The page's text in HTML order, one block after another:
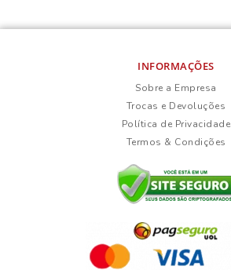
INFORMAÇÕES
Sobre a Empresa
Trocas e Devoluções
Política de Privacidade
Termos & Condições